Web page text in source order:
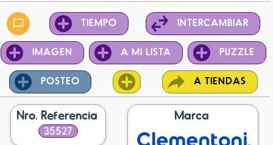
TIEMPO INTERCAMBIAR
IMAGEN A MI LISTA PUZZLE
POSTEO A TIENDAS
Nro. Referencia
35527
Marca